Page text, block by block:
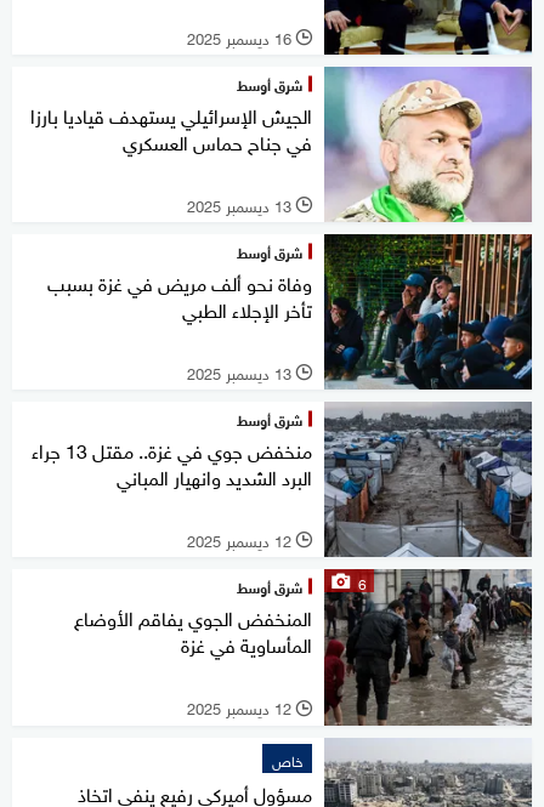
l 16 ديسمبر 2025
شرق أوسط
الجيش الإسرائيلي يستهدف قياديا بارزا
في جناح حماس العسكري
l 13 ديسمبر 2025
شرق أوسط
وفاة نحو ألف مريض في غزة بسبب
تأخر الإجلاء الطبي
l 13 ديسمبر 2025
شرق أوسط
منخفض جوي في غزة.. مقتل 13 جراء
البرد الشديد وانهيار المباني
l 12 ديسمبر 2025
6 شرق أوسط
المنخفض الجوي يفاقم الأوضاع
المأساوية في غزة
l 12 ديسمبر 2025
خاص
مسؤول أميركي رفيع ينفي اتخاذ